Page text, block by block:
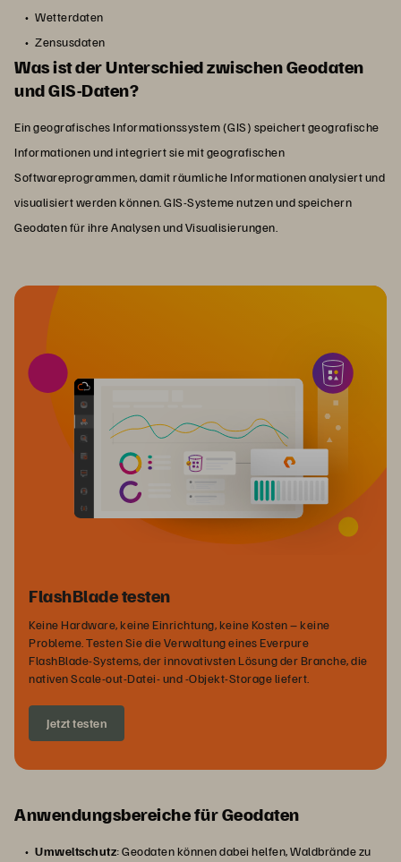
Wetterdaten
Zensusdaten
Was ist der Unterschied zwischen Geodaten
und GIS-Daten?
Ein geografisches Informationssystem (GIS) speichert geografische
Informationen und integriert sie mit geografischen
Softwareprogrammen, damit räumliche Informationen analysiert und
visualisiert werden können. GIS-Systeme nutzen und speichern
Geodaten für ihre Analysen und Visualisierungen.
FlashBlade testen
Keine Hardware, keine Einrichtung, keine Kosten – keine
Probleme. Testen Sie die Verwaltung eines Everpure
FlashBlade-Systems, der innovativsten Lösung der Branche, die
nativen Scale-out-Datei- und -Objekt-Storage liefert.
Jetzt testen
Anwendungsbereiche für Geodaten
Umweltschutz: Geodaten können dabei helfen, Waldbrände zu